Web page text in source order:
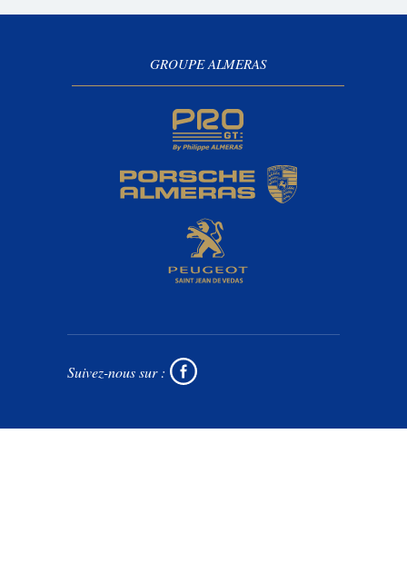
GROUPE ALMERAS
Suivez-nous sur :